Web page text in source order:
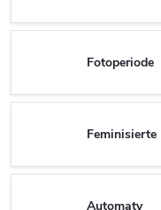
Fotoperiode
Feminisierte
Automaty